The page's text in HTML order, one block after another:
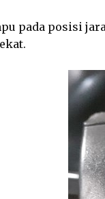
pada posisi